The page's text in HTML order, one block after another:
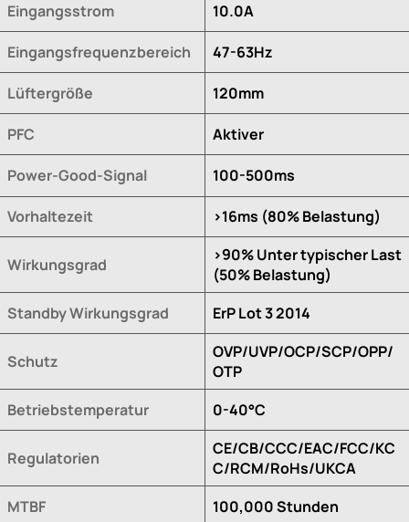
Eingangsstrom 10.0A
Eingangsfrequenzbereich 47-63Hz
Lüftergröße 120mm
PFC Aktiver
Power-Good-Signal 100-500ms
Vorhaltezeit >16ms (80% Belastung)
Wirkungsgrad
>90% Unter typischer Last
(50% Belastung)
Standby Wirkungsgrad
ErP Lot 3 2014
Schutz
OVP/UVP/OCP/SCP/OPP/
OTP
Betriebstemperatur
0-40°C
Regulatorien
CE/CB/CCC/EAC/FCC/KC
C/RCM/RoHs/UKCA
MTBF
100,000 Stunden